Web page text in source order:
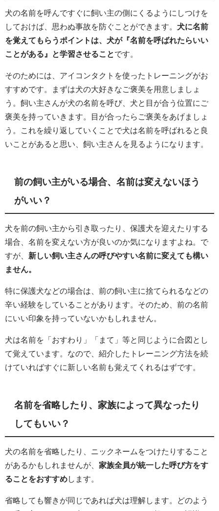
犬の名前を呼んですぐに飼い主の側にくるようにしつけを
しておけば、思わぬ事故を防ぐことができます。 犬に名前
を覚えてもらうポイントは、犬が『名前を呼ばれたらいい
ことがある』と学習させることです。
そのためには、アイコンタクトを使ったトレーニングがお
すすめです。まずは犬の大好きなご褒美を用意しましょ
う。飼い主さんが犬の名前を呼び、犬と目が合う位置にご
褒美を持っていきます。目が合ったらご褒美をあげましょ
う。これを繰り返していくことで犬は名前を呼ばれると良
いことがあると思い、飼い主さんを見るようになります。
前の飼い主がいる場合、名前は変えないほう
がいい？
犬を前の飼い主から引き取ったり、保護犬を迎えたりする
場合、名前を変えない方が良いのか気になりますよね。で
すが、 新しい飼い主さんの呼びやすい名前に変えても構い
ません。
特に保護犬などの場合は、前の飼い主に捨てられるなどの
辛い経験をしていることがあります。そのため、前の名前
にいい印象を持っていないかもしれません。
犬は名前を「おすわり」「まて」等と同じように合図とし
て覚えています。なので、紹介したトレーニング方法を続
けていればすぐに新しい名前も覚えてくれるはずです。
名前を省略したり、家族によって異なったり
してもいい？
犬の名前を省略したり、ニックネームをつけたりすること
があるかもしれませんが、 家族全員が統一した呼び方をす
ることをおすすめします。
省略しても響きが同じであれば犬は理解します。どのよう